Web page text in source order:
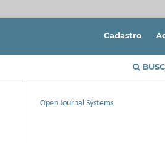
Cadastro
Open Journal Systems